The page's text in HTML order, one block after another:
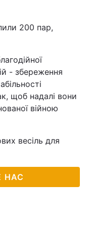
200 пар,
- збереження
щоб надалі вони
війною
весіль для
НАС